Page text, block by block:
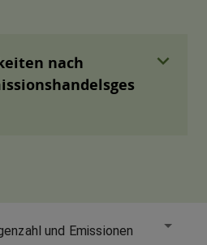
nach
expand_more